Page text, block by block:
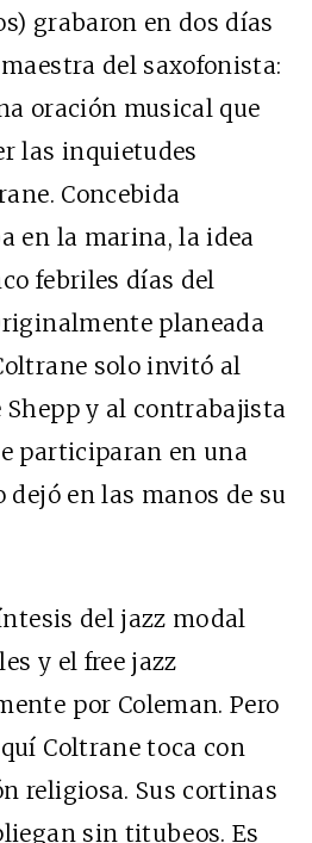
grabaron en dos días
del saxofonista:
oración musical que
las inquietudes
Concebida
en la marina, la idea
febriles días del
planeada
solo invitó al
Shepp y al contrabajista
participaran en una
dejó en las manos de su
del jazz modal
y el free jazz
por Coleman. Pero
Coltrane toca con
religiosa. Sus cortinas
sin titubeos. Es